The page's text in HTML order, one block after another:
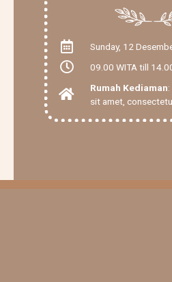
Sunday, 12
09.00 WITA till
Rumah Kediaman
sit amet,